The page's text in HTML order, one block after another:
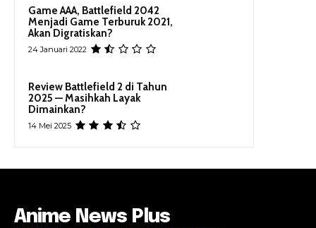
Game AAA, Battlefield 2042
Menjadi Game Terburuk 2021,
Akan Digratiskan?
24 Januari 2022
Review Battlefield 2 di Tahun
2025 — Masihkah Layak
Dimainkan?
14 Mei 2025
Anime News Plus